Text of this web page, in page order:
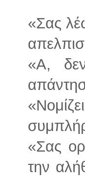
«Σας
«Α,
«Σας
την